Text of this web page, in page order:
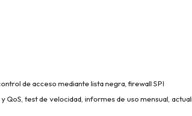
de acceso mediante lista negra, firewall SPI
test de velocidad, informes de uso mensual,